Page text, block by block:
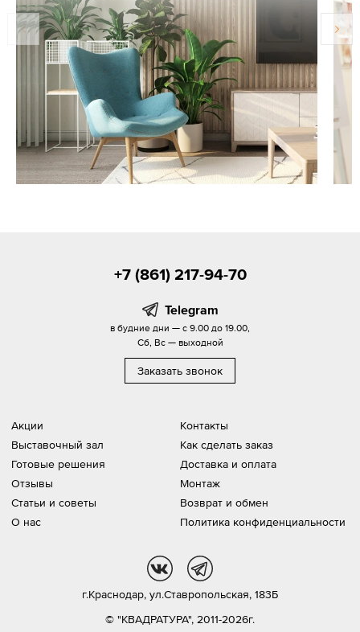
Акции
Выставочный зал
Готовые решения
Отзывы
Статьи и советы
О нас
Контакты
Как сделать заказ
Доставка и оплата
Монтаж
Возврат и обмен
Политика конфиденциальности
+7 (861) 217-94-70
Telegram
в будние дни — с 9.00 до 19.00,
Сб, Вс — выходной
Заказать звонок
© "КВАДРАТУРА", 2011-2026г.
г.Краснодар, ул.Ставропольская, 183Б
vk